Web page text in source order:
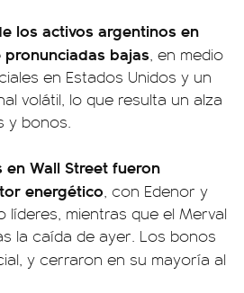
los activos argentinos en
bajas, en medio
en Estados Unidos y un
volátil, lo que resulta un alza
y bonos.
en Wall Street fueron
energético, con Edenor y
líderes, mientras que el Merval
la caída de ayer. Los bonos
y cerraron en su mayoría al